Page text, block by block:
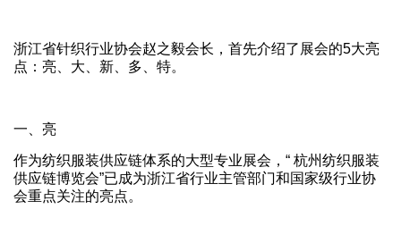
浙江省针织行业协会赵之毅会长，首先介绍了展会的5大亮
点：亮、大、新、多、特。
一、亮
作为纺织服装供应链体系的大型专业展会，“ 杭州纺织服装
供应链博览会”已成为浙江省行业主管部门和国家级行业协
会重点关注的亮点。